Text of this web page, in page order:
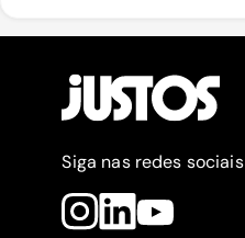
Siga nas redes sociais